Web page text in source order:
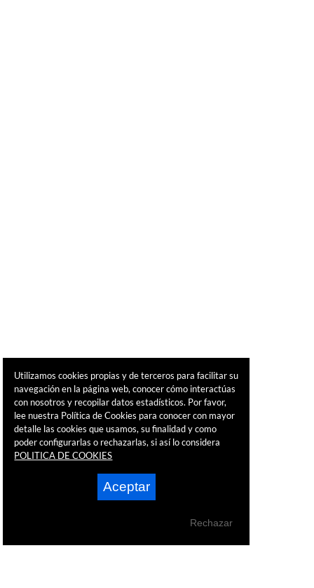
Utilizamos cookies propias y de terceros para facilitar su
navegación en la página web, conocer cómo interactúas
con nosotros y recopilar datos estadísticos. Por favor,
lee nuestra Política de Cookies para conocer con mayor
detalle las cookies que usamos, su finalidad y como
poder configurarlas o rechazarlas, si así lo considera
POLITICA DE COOKIES
Aceptar
Rechazar